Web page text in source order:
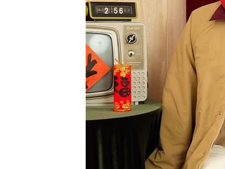
LIVE三立+24小時直播 15:27
三立iNEWS新聞台線上直播
理想混蛋號召粉絲跨海追星吃